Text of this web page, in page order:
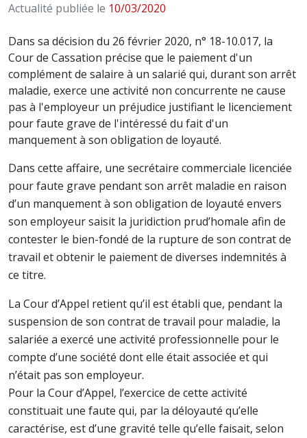
Actualité publiée le 10/03/2020
Dans sa décision du 26 février 2020, n° 18-10.017, la
Cour de Cassation précise que le paiement d'un
complément de salaire à un salarié qui, durant son arrêt
maladie, exerce une activité non concurrente ne cause
pas à l'employeur un préjudice justifiant le licenciement
pour faute grave de l'intéressé du fait d'un
manquement à son obligation de loyauté.
Dans cette affaire, une secrétaire commerciale licenciée
pour faute grave pendant son arrêt maladie en raison
d’un manquement à son obligation de loyauté envers
son employeur saisit la juridiction prud’homale afin de
contester le bien-fondé de la rupture de son contrat de
travail et obtenir le paiement de diverses indemnités à
ce titre.
La Cour d’Appel retient qu’il est établi que, pendant la
suspension de son contrat de travail pour maladie, la
salariée a exercé une activité professionnelle pour le
compte d’une société dont elle était associée et qui
n’était pas son employeur.
Pour la Cour d’Appel, l’exercice de cette activité
constituait une faute qui, par la déloyauté qu’elle
caractérise, est d’une gravité telle qu’elle faisait, selon